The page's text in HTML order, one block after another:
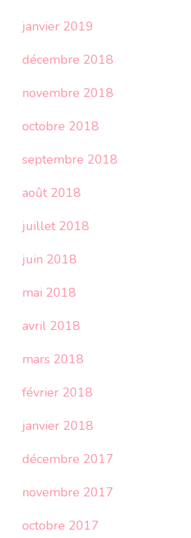
janvier 2019
décembre 2018
novembre 2018
octobre 2018
septembre 2018
août 2018
juillet 2018
juin 2018
mai 2018
avril 2018
mars 2018
février 2018
janvier 2018
décembre 2017
novembre 2017
octobre 2017